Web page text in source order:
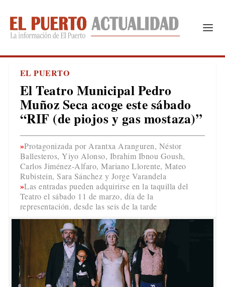
EL PUERTO
El Teatro Municipal Pedro
Muñoz Seca acoge este sábado
“RIF (de piojos y gas mostaza)”
Protagonizada por Arantxa Aranguren, Néstor
Ballesteros, Yiyo Alonso, Ibrahim Ibnou Goush,
Carlos Jiménez-Alfaro, Mariano Llorente, Mateo
Rubistein, Sara Sánchez y Jorge Varandela
Las entradas pueden adquirirse en la taquilla del
Teatro el sábado 11 de marzo, día de la
representación, desde las seis de la tarde